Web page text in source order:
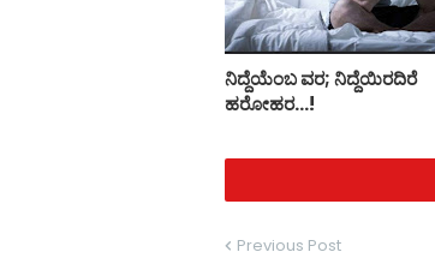
ನಿದ್ದೆಯೆಂಬ ವರ; ನಿದ್ದೆಯಿರದಿರೆ
ಹರೋಹರ...!
Previous Post